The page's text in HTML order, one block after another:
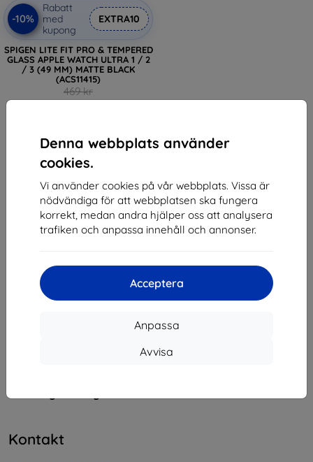
Denna webbplats använder
cookies.
Vi använder cookies på vår webbplats. Vissa är
nödvändiga för att webbplatsen ska fungera
korrekt, medan andra hjälper oss att analysera
trafiken och anpassa innehåll och annonser.
Acceptera
Anpassa
Avvisa
-10%
Rabatt
med
kupong
EXTRA10
SPIGEN LITE FIT PRO & TEMPERED
GLASS APPLE WATCH ULTRA 1 / 2
/ 3 (49 MM) MATTE BLACK
(ACS11415)
469 kr
av totalt .
Kontakt